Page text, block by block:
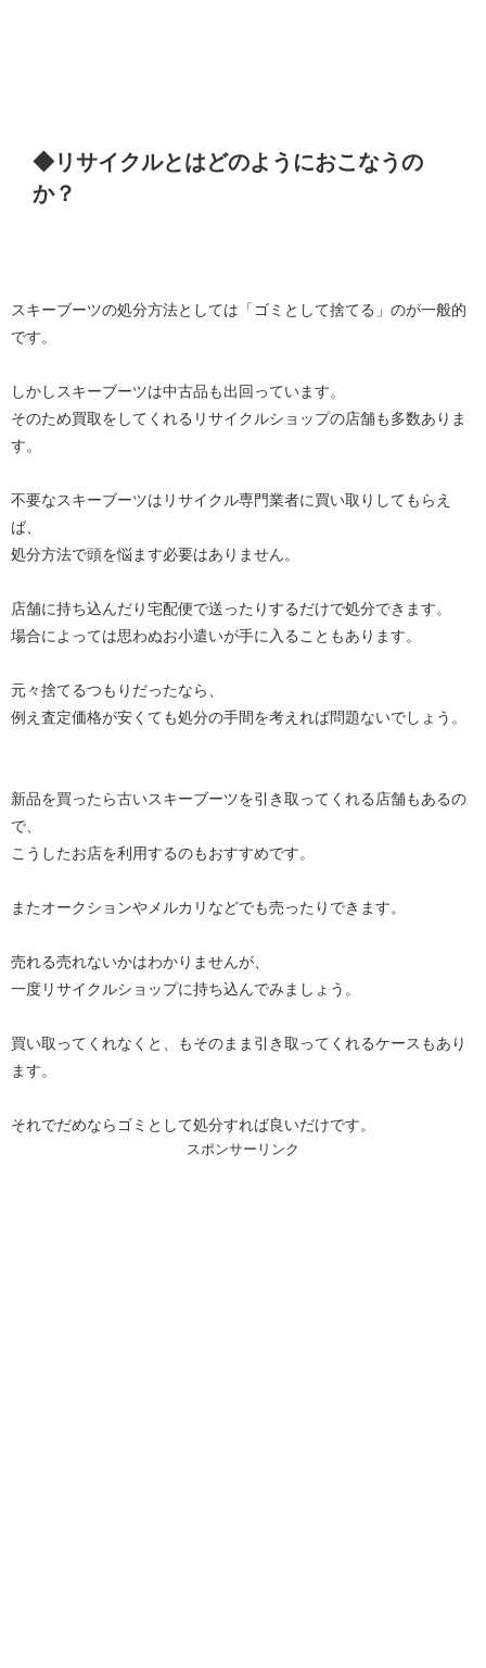
◆リサイクルとはどのようにおこなうの
か？
スキーブーツの処分方法としては「ゴミとして捨てる」のが一般的
です。
しかしスキーブーツは中古品も出回っています。
そのため買取をしてくれるリサイクルショップの店舗も多数ありま
す。
不要なスキーブーツはリサイクル専門業者に買い取りしてもらえ
ば、
処分方法で頭を悩ます必要はありません。
店舗に持ち込んだり宅配便で送ったりするだけで処分できます。
場合によっては思わぬお小遣いが手に入ることもあります。
元々捨てるつもりだったなら、
例え査定価格が安くても処分の手間を考えれば問題ないでしょう。
新品を買ったら古いスキーブーツを引き取ってくれる店舗もあるの
で、
こうしたお店を利用するのもおすすめです。
またオークションやメルカリなどでも売ったりできます。
売れる売れないかはわかりませんが、
一度リサイクルショップに持ち込んでみましょう。
買い取ってくれなくと、もそのまま引き取ってくれるケースもあり
ます。
それでだめならゴミとして処分すれば良いだけです。
スポンサーリンク